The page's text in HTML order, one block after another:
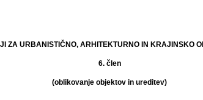
ZA URBANISTIČNO, ARHITEKTURNO IN KRAJINSKO
6. člen
(oblikovanje objektov in ureditev)